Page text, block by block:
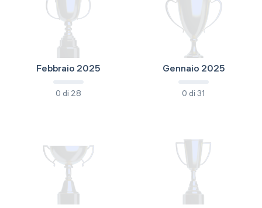
Febbraio 2025
0 di 28
Gennaio 2025
0 di 31